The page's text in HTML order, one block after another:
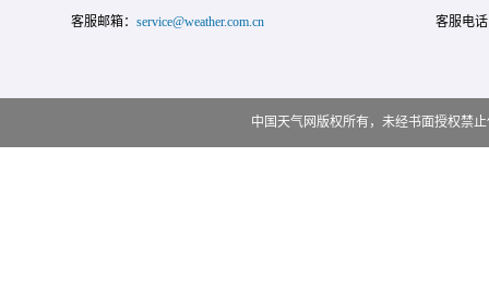
客服邮箱： service@weather.com.cn 客服电
中国天气网版权所有，未经书面授权